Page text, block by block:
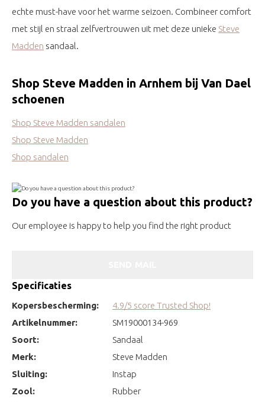
echte must-have voor het warme seizoen. Combineer comfort
met stijl en straal zelfvertrouwen uit met deze unieke Steve
Madden sandaal.
Shop Steve Madden in Arnhem bij Van Dael
schoenen
Shop Steve Madden sandalen
Shop Steve Madden
Shop sandalen
Do you have a question about this product?
Our employee is happy to help you find the right product
Specificaties
Kopersbescherming:
4.9/5 score Trusted Shop!
Artikelnummer:
SM19000134-969
Soort:
Sandaal
Merk:
Steve Madden
Sluiting:
Instap
Zool:
Rubber